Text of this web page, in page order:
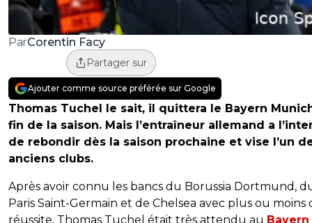
ParCorentin Facy
Partager sur
Ajouter comme source préférée sur Google
Thomas Tuchel le sait, il quittera le Bayern
fin de la saison. Mais l’entraîneur allemand a
de rebondir dès la saison prochaine et vise l’un
anciens clubs.
Après avoir connu les bancs du Borussia Dortmund,
Paris Saint-Germain et de Chelsea avec plus ou moins
réussite, Thomas Tuchel était très attendu au Bayern